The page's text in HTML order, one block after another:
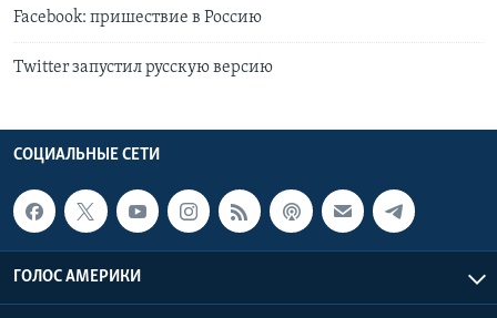
Facebook: пришествие в Россию
Twitter запустил русскую версию
СОЦИАЛЬНЫЕ СЕТИ
ГОЛОС АМЕРИКИ